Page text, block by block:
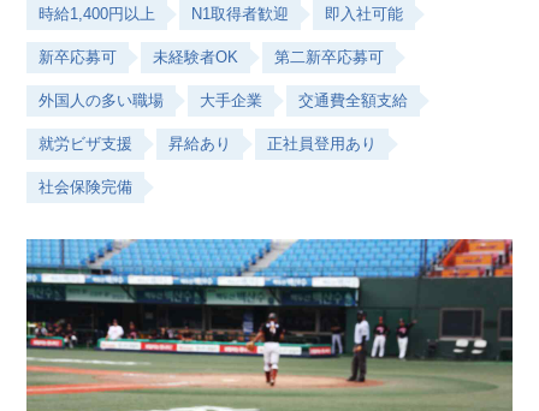
時給1,400円以上 N1取得者歓迎 即入社可能
新卒応募可 未経験者OK 第二新卒応募可
外国人の多い職場 大手企業 交通費全額支給
就労ビザ支援 昇給あり 正社員登用あり
社会保険完備